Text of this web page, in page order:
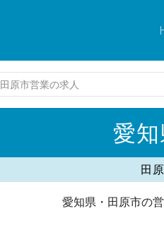
田原市営業の求人
愛
田
愛知県・田原市の